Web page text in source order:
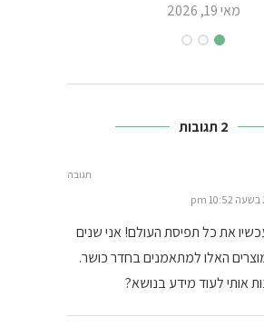
מאי 19, 2026
2 תגובות
עכשיו את כל תפיסת העולם! אני שנים
האלו למתאמנים בחדר כושר.
אותי לעוד מידע בנושא?
תגובה